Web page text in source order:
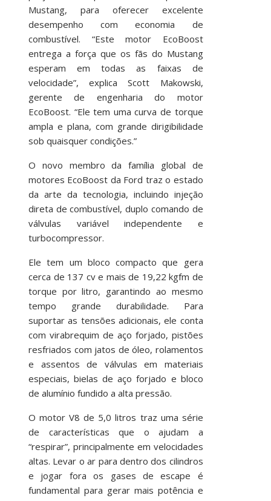
Mustang, para oferecer excelente
desempenho com economia de
combustível. “Este motor EcoBoost
entrega a força que os fãs do Mustang
esperam em todas as faixas de
velocidade”, explica Scott Makowski,
gerente de engenharia do motor
EcoBoost. “Ele tem uma curva de torque
ampla e plana, com grande dirigibilidade
sob quaisquer condições.”
O novo membro da família global de
motores EcoBoost da Ford traz o estado
da arte da tecnologia, incluindo injeção
direta de combustível, duplo comando de
válvulas variável independente e
turbocompressor.
Ele tem um bloco compacto que gera
cerca de 137 cv e mais de 19,22 kgfm de
torque por litro, garantindo ao mesmo
tempo grande durabilidade. Para
suportar as tensões adicionais, ele conta
com virabrequim de aço forjado, pistões
resfriados com jatos de óleo, rolamentos
e assentos de válvulas em materiais
especiais, bielas de aço forjado e bloco
de alumínio fundido a alta pressão.
O motor V8 de 5,0 litros traz uma série
de características que o ajudam a
“respirar”, principalmente em velocidades
altas. Levar o ar para dentro dos cilindros
e jogar fora os gases de escape é
fundamental para gerar mais potência e